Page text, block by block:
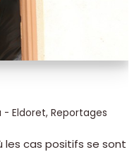
- Eldoret, Reportages
les cas positifs se sont